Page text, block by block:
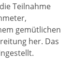
Teilnahme
gemütlichen
her. Das